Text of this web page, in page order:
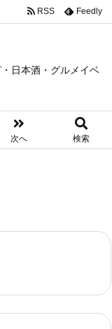
日本酒・グルメイベ
次へ 検索
RSS Feedly